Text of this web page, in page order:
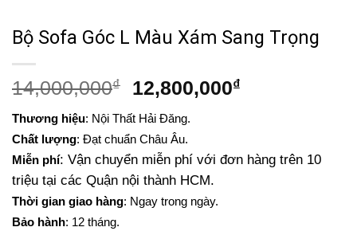
Bộ Sofa Góc L Màu Xám Sang Trọng
14,000,000₫
Giá
là:
14,000,000₫.
12,800,000₫Giá
12,800,000₫.
Thương hiệu: Nội Thất Hải Đăng.
Chất lượng: Đạt chuẩn Châu Âu.
Miễn phí: Vận chuyển miễn phí với đơn hàng trên 10
triệu tại các Quận nội thành HCM.
Thời gian giao hàng: Ngay trong ngày.
Bảo hành: 12 tháng.